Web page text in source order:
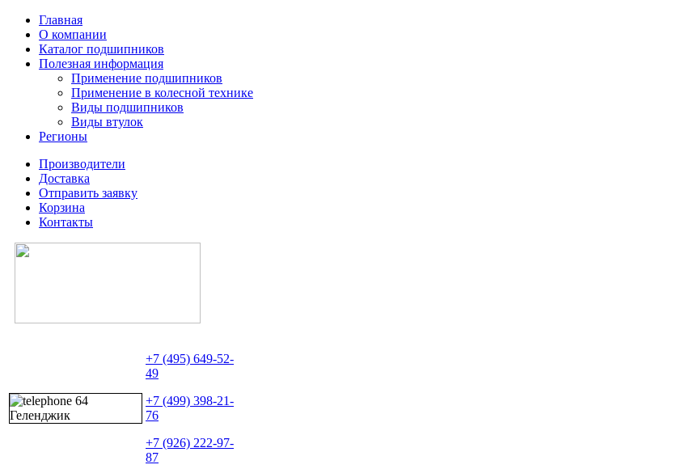
Главная
О компании
Каталог подшипников
Полезная информация
Применение подшипников
Применение в колесной технике
Виды подшипников
Виды втулок
Регионы
Производители
Доставка
Отправить заявку
Корзина
Контакты
+7 (495) 649-52-
49
+7 (499) 398-21-
76
+7 (926) 222-97-
87